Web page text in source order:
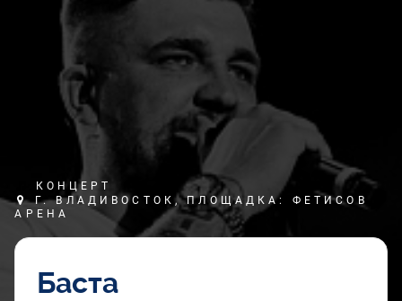
КОНЦЕРТ
Г. ВЛАДИВОСТОК, ПЛОЩАДКА: ФЕТИСОВ
АРЕНА
Баста